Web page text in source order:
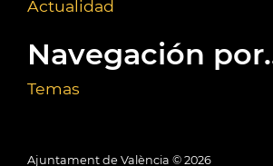
Actualidad
Navegación
Temas
Ajuntament de València © 2026